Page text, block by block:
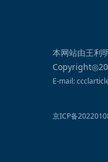
本网站由王利
E-mail:
京ICP备